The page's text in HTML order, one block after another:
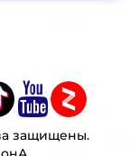
защищены.